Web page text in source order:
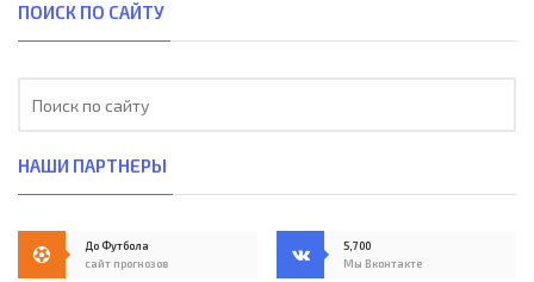
ПОИСК ПО САЙТУ
НАШИ ПАРТНЕРЫ
До Футбола
сайт прогнозов
5,700
Мы Вконтакте